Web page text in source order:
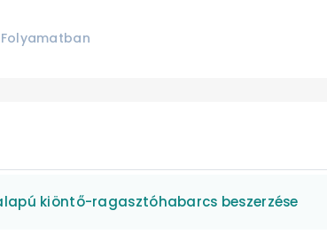
Folyamatban
kiöntő-ragasztóhabarcs beszerzése